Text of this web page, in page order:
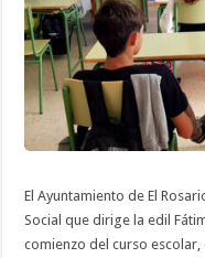
El Ayuntamiento de El
Social que dirige la edil
comienzo del curso escolar,